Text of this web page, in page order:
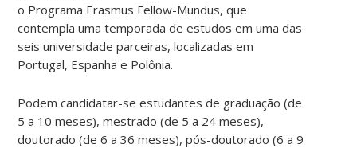
o Programa Erasmus Fellow-Mundus, que
contempla uma temporada de estudos em uma das
seis universidade parceiras, localizadas em
Portugal, Espanha e Polônia.
Podem candidatar-se estudantes de graduação (de
5 a 10 meses), mestrado (de 5 a 24 meses),
doutorado (de 6 a 36 meses), pós-doutorado (6 a 9